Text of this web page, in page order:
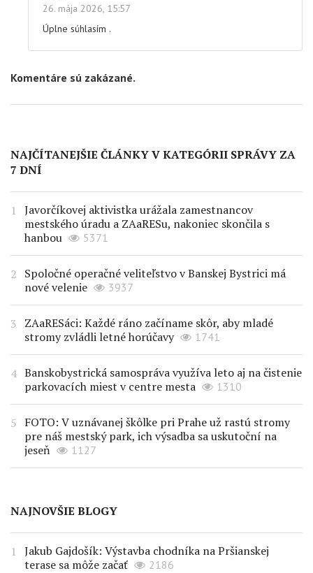
26. mája 2026, 15:57
Úplne súhlasím .
Komentáre sú zakázané.
NAJČÍTANEJŠIE ČLÁNKY V KATEGÓRII SPRÁVY ZA
7 DNÍ
Javorčíkovej aktivistka urážala zamestnancov
mestského úradu a ZAaRESu, nakoniec skončila s
hanbou
5371
Spoločné operačné veliteľstvo v Banskej Bystrici má
nové velenie
3937
ZAaRESáci: Každé ráno začíname skôr, aby mladé
stromy zvládli letné horúčavy
1741
Banskobystrická samospráva využíva leto aj na čistenie
parkovacích miest v centre mesta
1310
FOTO: V uznávanej škôlke pri Prahe už rastú stromy
pre náš mestský park, ich výsadba sa uskutoční na
jeseň
1127
NAJNOVŠIE BLOGY
Jakub Gajdošík: Výstavba chodníka na Pršianskej
terase sa môže začať
2186